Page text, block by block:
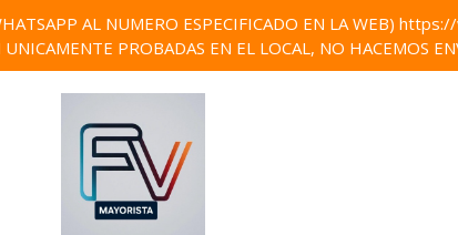
AL NUMERO ESPECIFICADO EN LA WEB)
PROBADAS EN EL LOCAL, NO HACEMOS